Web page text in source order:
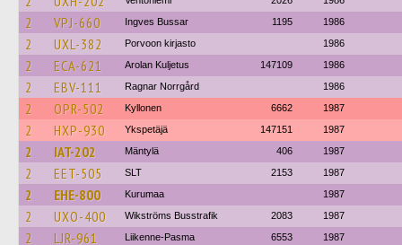
2 VPJ-660 Ingves Bussar 1195 1986
2 UXL-382 Porvoon kirjasto 1986
2 ECA-621 Arolan Kuljetus 147109 1986
2 EBV-111 Ragnar Norrgård 1986
2 OPR-502 Kyllonen 6662 1987
2 HXP-930 Ykspetäjä 147151 1987
2 IAT-202 Mäntylä 406 1987
2 EET-505 SLT 2153 1987
2 EHE-800 Kurumaa 1987
2 UXO-400 Wikströms Busstrafik 2083 1987
2 LJR-961 Liikenne-Pasma 6553 1987